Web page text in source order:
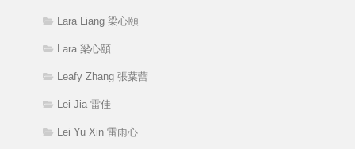
Lara Liang 梁心頤
Lara 梁心頤
Leafy Zhang 張葉蕾
Lei Jia 雷佳
Lei Yu Xin 雷雨心